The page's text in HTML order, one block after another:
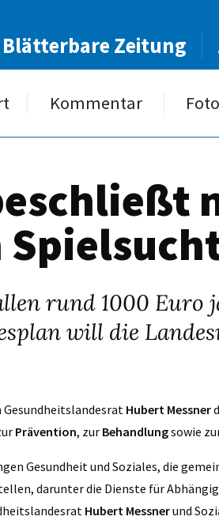
Blätterbare Zeitung
Kommentar
rund 1000 Euro
will die
GesundheitslandesratHubert Messner
Prävention, zur Behandlungsowie
Gesundheit und Soziales, die
darunter die Dienste für
Hubert Messnerund